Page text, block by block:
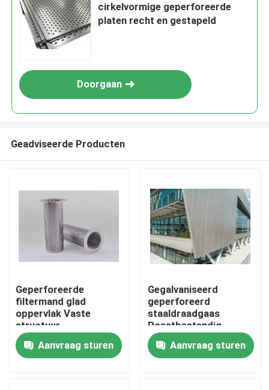
Huis
Producten
cirkelvormige geperforeerde
platen recht en gestapeld
Doorgaan
Geadviseerde Producten
Geperforeerde
filtermand glad
oppervlak Vaste
structuur
Aanvraag sturen
Gegalvaniseerd
geperforeerd
staaldraadgaas
Roestbestendig
Duurzaam Materiaal
Perfect voor
Ventilatieschermen en
Aanvraag sturen